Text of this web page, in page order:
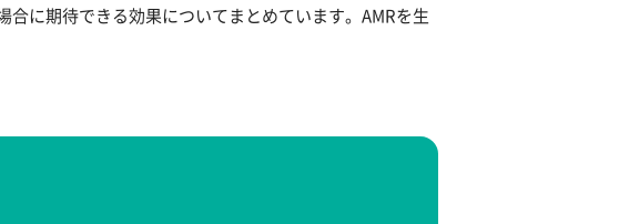
に期待できる効果についてまとめています。AMRを生